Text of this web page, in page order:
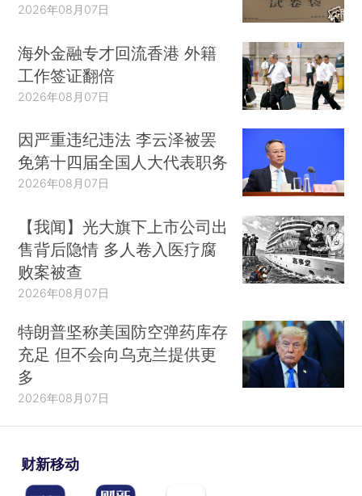
2026年08月07日
海外金融专才回流香港 外籍
工作签证翻倍
2026年08月07日
因严重违纪违法 李云泽被罢
免第十四届全国人大代表职务
2026年08月07日
【我闻】光大旗下上市公司出
售背后隐情 多人卷入医疗腐
败案被查
2026年08月07日
特朗普坚称美国防空弹药库存
充足 但不会向乌克兰提供更
多
2026年08月07日
财新移动